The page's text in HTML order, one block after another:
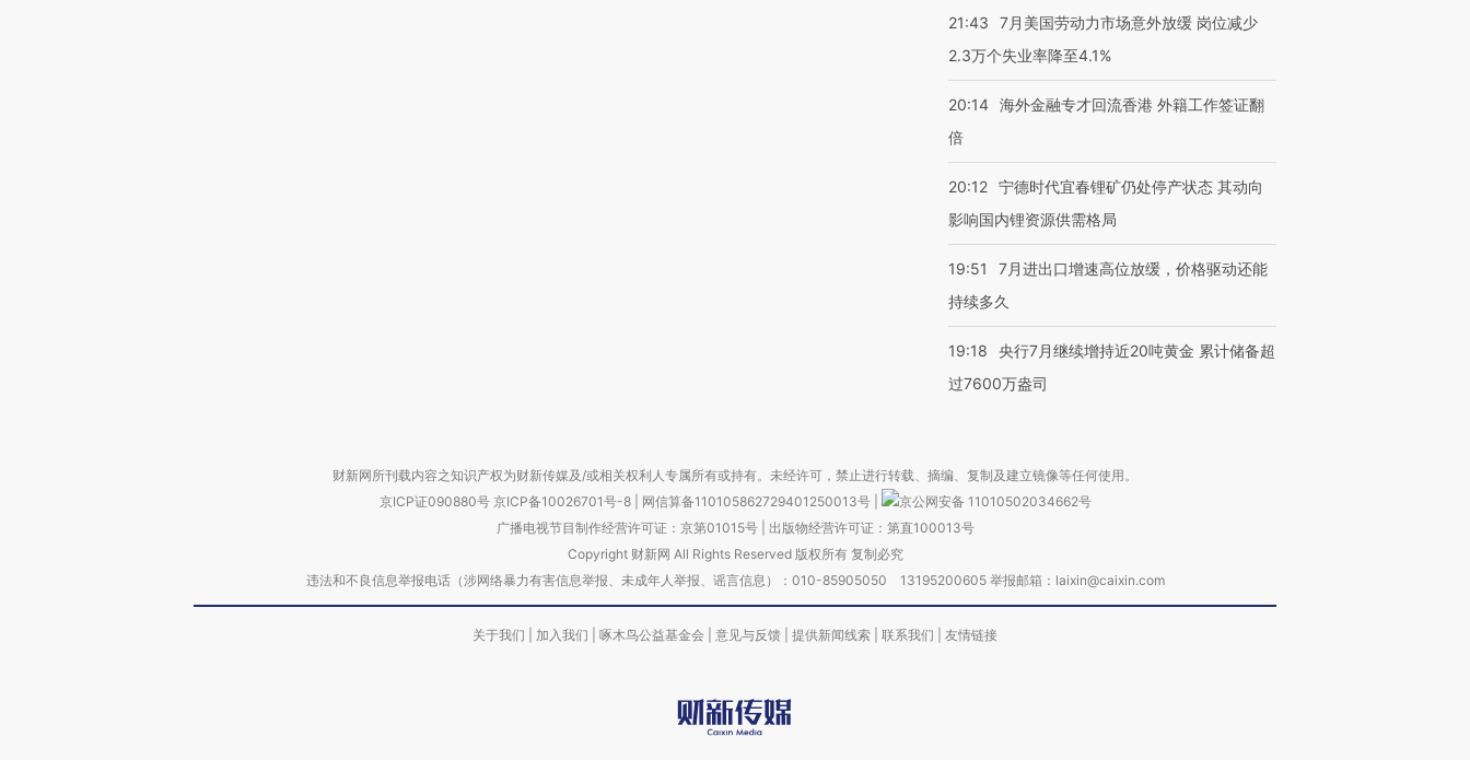
21:43
7月美国劳动力市场意外放缓 岗位减少
2.3万个失业率降至4.1%
20:14 海外金融专才回流香港 外籍工作签证翻
倍
20:12 宁德时代宜春锂矿仍处停产状态 其动向
影响国内锂资源供需格局
19:51
7月进出口增速高位放缓，价格驱动还能
持续多久
19:18
央行7月继续增持近20吨黄金 累计储备超
过7600万盎司
财新网所刊载内容之知识产权为财新传媒及/或相关权利人专属所有或持有。未经许可，禁止进行转载、摘编、复制及建立镜像等任何使用。
京ICP证090880号 京ICP备10026701号-8 网信算备110105862729401250013号
京公网安备 11010502034662号
广播电视节目制作经营许可证：京第01015号| 出版物经营许可证：第直100013号
Copyright 财新网 All Rights Reserved 版权所有 复制必究
违法和不良信息举报电话（涉网络暴力有害信息举报、未成年人举报、谣言信息）：010-85905050 13195200605 举报邮箱：laixin@caixin.com
关于我们 加入我们 啄木鸟公益基金会 意见与反馈 提供新闻线索 联系我们 友情链接